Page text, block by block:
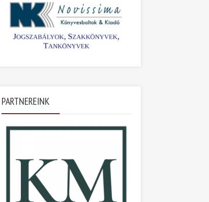
PARTNEREINK